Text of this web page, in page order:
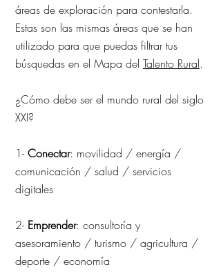
áreas de exploración para contestarla.
Estas son las mismas áreas que se han
utilizado para que puedas filtrar tus
búsquedas en el Mapa del Talento Rural.
¿Cómo debe ser el mundo rural del siglo
XXI?
1- Conectar: movilidad / energía /
comunicación / salud / servicios
digitales
2- Emprender: consultoría y
asesoramiento / turismo / agricultura /
deporte / economía